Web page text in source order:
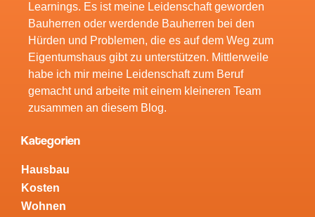
Learnings. Es ist meine Leidenschaft geworden
Bauherren oder werdende Bauherren bei den
Hürden und Problemen, die es auf dem Weg zum
Eigentumshaus gibt zu unterstützen. Mittlerweile
habe ich mir meine Leidenschaft zum Beruf
gemacht und arbeite mit einem kleineren Team
zusammen an diesem Blog.
Kategorien
Hausbau
Kosten
Wohnen